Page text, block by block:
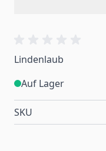
Lindenlaub
Auf Lager
SKU